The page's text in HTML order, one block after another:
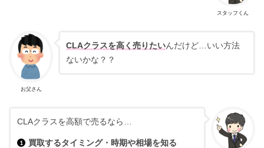
スタッフくん
お父さん
CLAクラスを高く売りたいんだけど…いい方法
ないかな？？
CLAクラスを高額で売るなら…
買取するタイミング・時期や相場を知る